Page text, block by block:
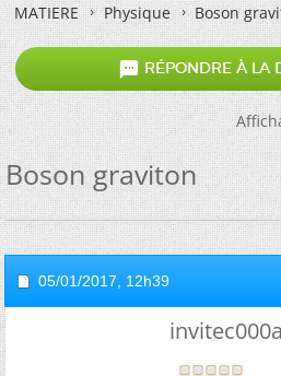
MATIERE
Physique Boson
 RÉPONDRE À LA
Boson graviton
05/01/2017, 12h39